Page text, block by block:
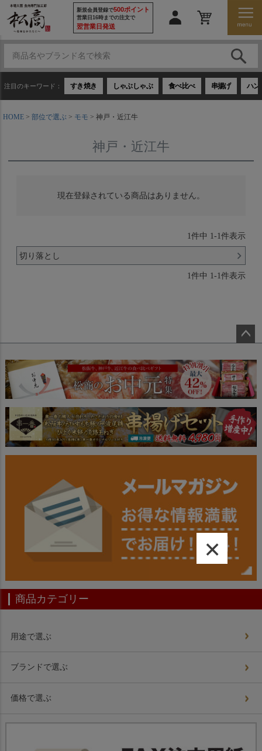
新規会員登録で500ポイント
営業日16時までの注文で
翌営業日発送
注目のキーワード： すき焼き しゃぶしゃぶ 食べ比べ 串揚げ ハン
HOME 部位で選ぶ モモ 神戸・近江牛
神戸・近江牛
現在登録されている商品はありません。
1件中 1-1件表示
切り落とし
1件中 1-1件表示
ジト
ップ
へ
商品カテゴリー
用途で選ぶ
ブランドで選ぶ
価格で選ぶ
×